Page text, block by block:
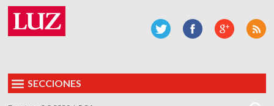
SECCIONES